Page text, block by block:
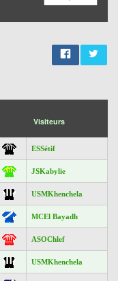
Visiteurs
ESSétif
JSKabylie
USMKhenchela
MCEl Bayadh
ASOChlef
USMKhenchela